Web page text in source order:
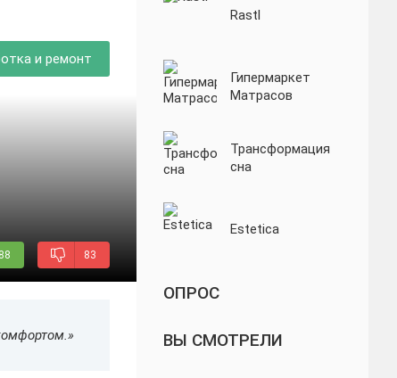
и ремонт
88 83
Rastl
Гипермаркет
Матрасов
Трансформация
сна
Estetica
ОПРОС
ВЫ СМОТРЕЛИ